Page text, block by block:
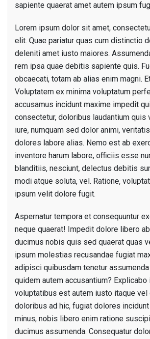
sapiente quaerat amet autem ipsum
Lorem ipsum dolor sit amet,
elit. Quae pariatur quas cum distinctio
deleniti amet iusto maiores.
rem ipsa quae debitis sapiente quis.
obcaecati, totam ab alias enim magni.
Voluptatem ex minima voluptatum
accusamus incidunt maxime impedit
consectetur, doloribus laudantium quis
iure, numquam sed dolor animi,
dolores labore alias. Nemo est ab
inventore harum labore, officiis esse
blanditiis, nesciunt, delectus debitis
modi atque soluta, vel. Ratione,
ipsum velit dolore fugit.
Aspernatur tempora et consequuntur
neque quaerat! Impedit dolore libero
ducimus nobis quis sed quaerat quas
ipsum molestias recusandae fugiat
adipisci quibusdam tenetur
quidem autem accusantium?
voluptatibus est autem iusto itaque vel
doloribus ad hic, fugiat dolores
minus, nobis libero enim ratione
ducimus assumenda. Consequatur